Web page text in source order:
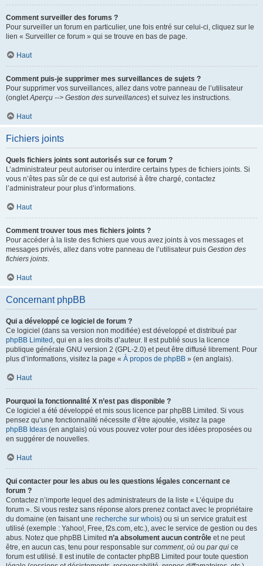
Comment surveiller des forums ?
Pour surveiller un forum en particulier, une fois entré sur celui-ci, cliquez sur le
lien « Surveiller ce forum » qui se trouve en bas de page.
Haut
Comment puis-je supprimer mes surveillances de sujets ?
Pour supprimer vos surveillances, allez dans votre panneau de l’utilisateur
(ongletAperçu --> Gestion des surveillances) et suivez les instructions.
Haut
Fichiers joints
Quels fichiers joints sont autorisés sur ce forum ?
L’administrateur peut autoriser ou interdire certains types de fichiers joints. Si
vous n’êtes pas sûr de ce qui est autorisé à être chargé, contactez
l’administrateur pour plus d’informations.
Haut
Comment trouver tous mes fichiers joints ?
Pour accéder à la liste des fichiers que vous avez joints à vos messages et
messages privés, allez dans votre panneau de l’utilisateur puis Gestion des
fichiers joints.
Haut
Concernant phpBB
Qui a développé ce logiciel de forum ?
Ce logiciel (dans sa version non modifiée) est développé et distribué par
phpBB Limited , qui en a les droits d’auteur. Il est publié sous la licence
publique générale GNU version 2 (GPL-2.0) et peut être diffusé librement. Pour
plus d’informations, visitez la page « À propos de phpBB » (en anglais).
Haut
Pourquoi la fonctionnalité X n’est pas disponible ?
Ce logiciel a été développé et mis sous licence par phpBB Limited. Si vous
pensez qu’une fonctionnalité nécessite d’être ajoutée, visitez la page
phpBB Ideas (en anglais) où vous pouvez voter pour des idées proposées ou
en suggérer de nouvelles.
Haut
Qui contacter pour les abus ou les questions légales concernant ce
forum ?
Contactez n’importe lequel des administrateurs de la liste « L’équipe du
forum ». Si vous restez sans réponse alors prenez contact avec le propriétaire
du domaine (en faisant une recherche sur whois) ou si un service gratuit est
utilisé (exemple : Yahoo!, Free, f2s.com, etc.), avec le service de gestion ou des
abus. Notez que phpBB Limited n’a absolument aucun contrôle et ne peut
être, en aucun cas, tenu pour responsable sur comment, où ou par qui ce
forum est utilisé. Il est inutile de contacter phpBB Limited pour toute question